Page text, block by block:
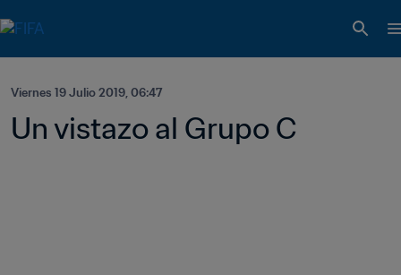
Viernes 19 Julio 2019, 06:47
Un vistazo al Grupo C